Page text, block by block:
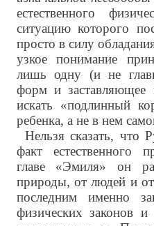
естественного
ситуацию которого
просто в силу
узкое понимание
лишь одну (и не
форм и заставляющее
искать «подлинный
ребенка, а не в нем
Нельзя сказать, что
факт естественного
главе «Эмиля» он
природы, от людей и
последним именно
физических законов и